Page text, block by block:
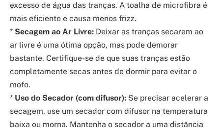
excesso de água das tranças. A toalha de microfibra é
mais eficiente e causa menos frizz.
* Secagem ao Ar Livre: Deixar as tranças secarem ao
ar livre é uma ótima opção, mas pode demorar
bastante. Certifique-se de que suas tranças estão
completamente secas antes de dormir para evitar o
mofo.
* Uso do Secador (com difusor): Se precisar acelerar a
secagem, use um secador com difusor na temperatura
baixa ou morna. Mantenha o secador a uma distância